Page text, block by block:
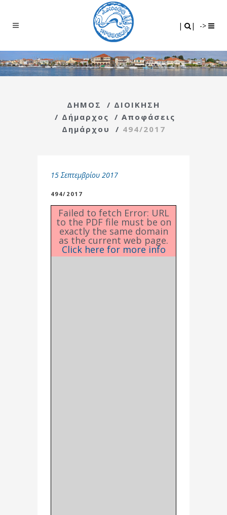
| | ->
ΔΗΜΟΣ / ΔΙΟΙΚΗΣΗ
/ Δήμαρχος / Αποφάσεις
Δημάρχου
/ 494/2017
15 Σεπτεμβρίου 2017
494/2017
Failed to fetch Error: URL
to the PDF file must be on
exactly the same domain
as the current web page.
Click here for more info